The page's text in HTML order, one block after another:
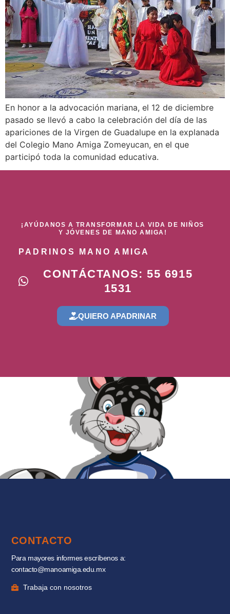
En honor a la advocación mariana, el 12 de diciembre
pasado se llevó a cabo la celebración del día de las
apariciones de la Virgen de Guadalupe en la explanada
del Colegio Mano Amiga Zomeyucan, en el que
participó toda la comunidad educativa.
¡AYÚDANOS A TRANSFORMAR LA VIDA DE NIÑOS
Y JÓVENES DE MANO AMIGA!
PADRINOS MANO AMIGA
CONTÁCTANOS: 55 6915
1531
QUIERO APADRINAR
CONTACTO
Para mayores informes escríbenos a:
contacto@manoamiga.edu.mx
Trabaja con nosotros